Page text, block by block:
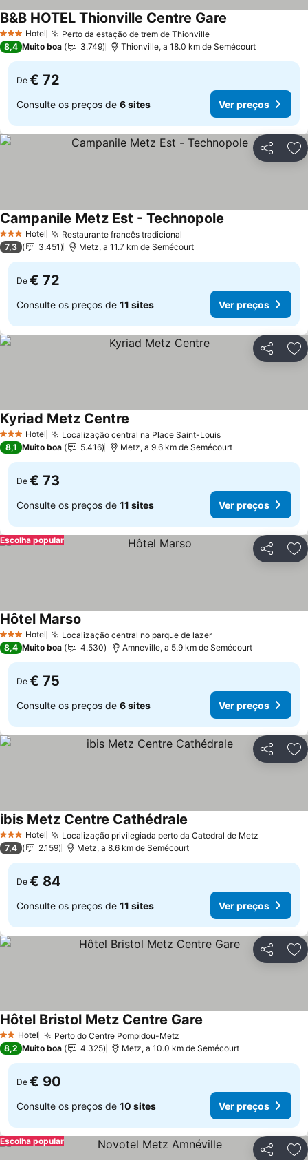
3 EstrelasHotel Perto da estação de trem de ThionvilleVer preços
B&B HOTEL Thionville Centre Gare
8,4 Muito boa 3.749 Thionville, a 18.0 km de Semécourt
De € 72
Consulte os preços de 6 sites Ver preços
Partilhar
3 EstrelasHotel Restaurante francês tradicional
Campanile Metz Est - Technopole
7,3 3.451 Metz, a 11.7 km de Semécourt
De € 72
Consulte os preços de 11 sites Ver preços
Partilhar
3 EstrelasHotel Localização central na Place Saint-LouisVer preços
Kyriad Metz Centre
8,1 Muito boa 5.416 Metz, a 9.6 km de Semécourt
De € 73
Consulte os preços de 11 sites Ver preços
Partilhar
Escolha popular
3 EstrelasHotel Localização central no parque de lazerVer preços
Hôtel Marso
8,4 Muito boa 4.530 Amneville, a 5.9 km de Semécourt
De € 75
Consulte os preços de 6 sites Ver preços
Partilhar
3 EstrelasHotel Localização privilegiada perto da Catedral de Metz
ibis Metz Centre Cathédrale
7,4 2.159 Metz, a 8.6 km de Semécourt
De € 84
Consulte os preços de 11 sites Ver preços
Partilhar
2 Estrelas
Hotel Perto do Centre Pompidou-Metz
Hôtel Bristol Metz Centre Gare
8,2 Muito boa 4.325 Metz, a 10.0 km de Semécourt
De € 90
Consulte os preços de 10 sites Ver preços
Partilhar
Escolha popular